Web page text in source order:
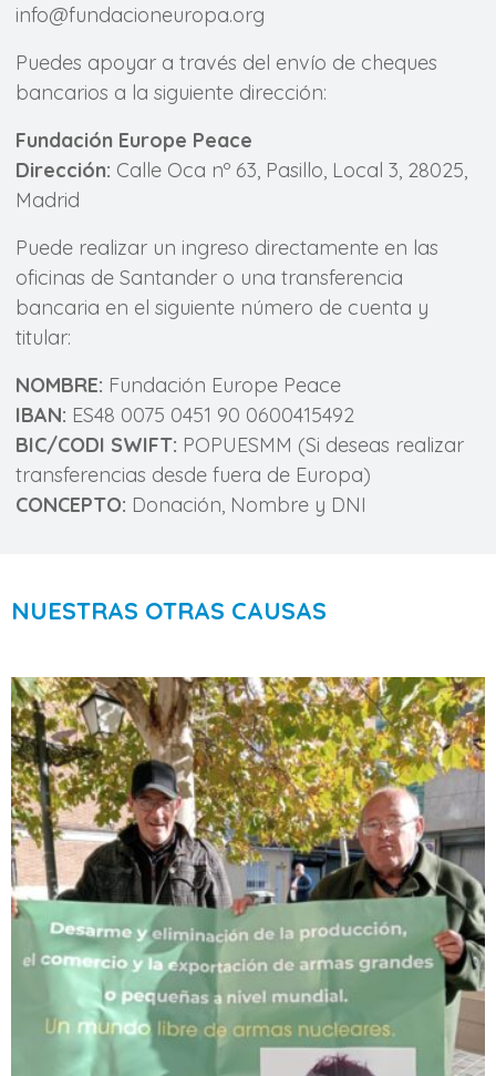
info@fundacioneuropa.org
Puedes apoyar a través del envío de cheques
bancarios a la siguiente dirección:
Fundación Europe Peace
Dirección: Calle Oca nº 63, Pasillo, Local 3, 28025,
Madrid
Puede realizar un ingreso directamente en las
oficinas de Santander o una transferencia
bancaria en el siguiente número de cuenta y
titular:
NOMBRE: Fundación Europe Peace
IBAN: ES48 0075 0451 90 0600415492
BIC/CODI SWIFT: POPUESMM (Si deseas realizar
transferencias desde fuera de Europa)
CONCEPTO: Donación, Nombre y DNI
NUESTRAS OTRAS CAUSAS